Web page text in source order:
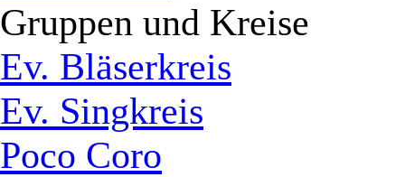
Gruppen und Kreise
Ev. Bläserkreis
Ev. Singkreis
Poco Coro